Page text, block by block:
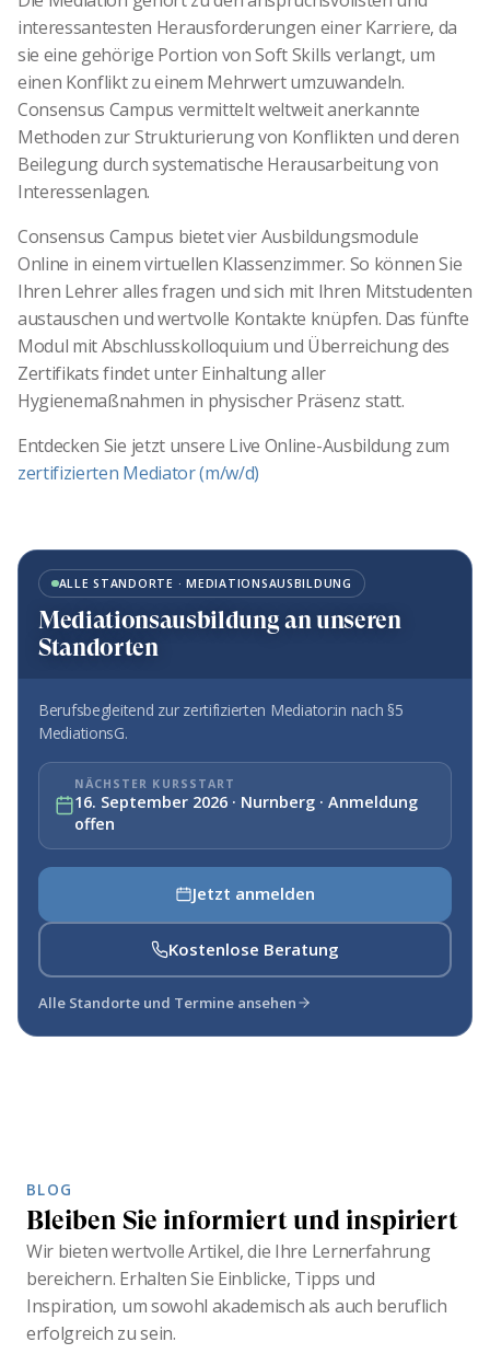
interessantesten Herausforderungen einer Karriere, da
sie eine gehörige Portion von Soft Skills verlangt, um
einen Konflikt zu einem Mehrwert umzuwandeln.
Consensus Campus vermittelt weltweit anerkannte
Methoden zur Strukturierung von Konflikten und deren
Beilegung durch systematische Herausarbeitung von
Interessenlagen.
Consensus Campus bietet vier Ausbildungsmodule
Online in einem virtuellen Klassenzimmer. So können Sie
Ihren Lehrer alles fragen und sich mit Ihren Mitstudenten
austauschen und wertvolle Kontakte knüpfen. Das fünfte
Modul mit Abschlusskolloquium und Überreichung des
Zertifikats findet unter Einhaltung aller
Hygienemaßnahmen in physischer Präsenz statt.
Entdecken Sie jetzt unsere Live Online-Ausbildung zum
zertifizierten Mediator (m/w/d)
ALLE STANDORTE · MEDIATIONSAUSBILDUNG
Mediationsausbildung an unseren
Standorten
Berufsbegleitend zur zertifizierten Mediator:in nach §5
MediationsG.
NÄCHSTER KURSSTART
16. September 2026 · Nurnberg · Anmeldung
offen
Jetzt anmelden
Kostenlose Beratung
Alle Standorte und Termine ansehen
BLOG
Bleiben Sie informiert und inspiriert
Wir bieten wertvolle Artikel, die Ihre Lernerfahrung
bereichern. Erhalten Sie Einblicke, Tipps und
Inspiration, um sowohl akademisch als auch beruflich
erfolgreich zu sein.